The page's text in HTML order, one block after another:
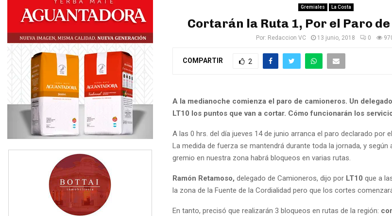
Gremiales La Costa
Cortarán la Ruta 1, Por el Paro
Por: Redaccion VC 13 junio, 2018 0
COMPARTIR 2
A la medianoche comienza el paro de camioneros. Un
LT10 los puntos que van a cortar. Cómo funcionarán los
A las 0 hrs. del día jueves 14 de junio arranca el paro declarado por
La medida de fuerza se mantendrá durante toda la jornada, y según
gremio en nuestra zona habrá bloqueos en varias rutas.
Ramón Retamoso, delegado de Camioneros, dijo por LT10 que a
la zona de la Fuente de la Cordialidad pero que los cortes
En tanto, precisó que realizarán 3 bloqueos en rutas de la región: